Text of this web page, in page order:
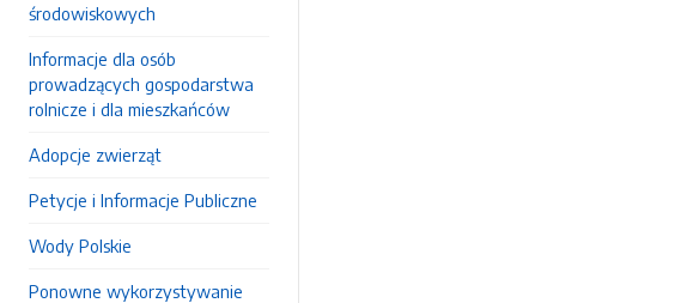
środowiskowych
Informacje dla osób
prowadzących gospodarstwa
rolnicze i dla mieszkańców
Adopcje zwierząt
Petycje i Informacje Publiczne
Wody Polskie
Ponowne wykorzystywanie